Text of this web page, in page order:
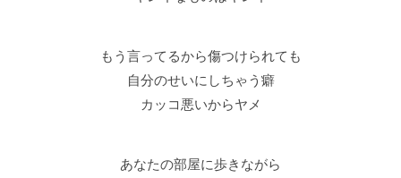
もう言ってるから傷つけられても
自分のせいにしちゃう癖
カッコ悪いからヤメ
あなたの部屋に歩きながら